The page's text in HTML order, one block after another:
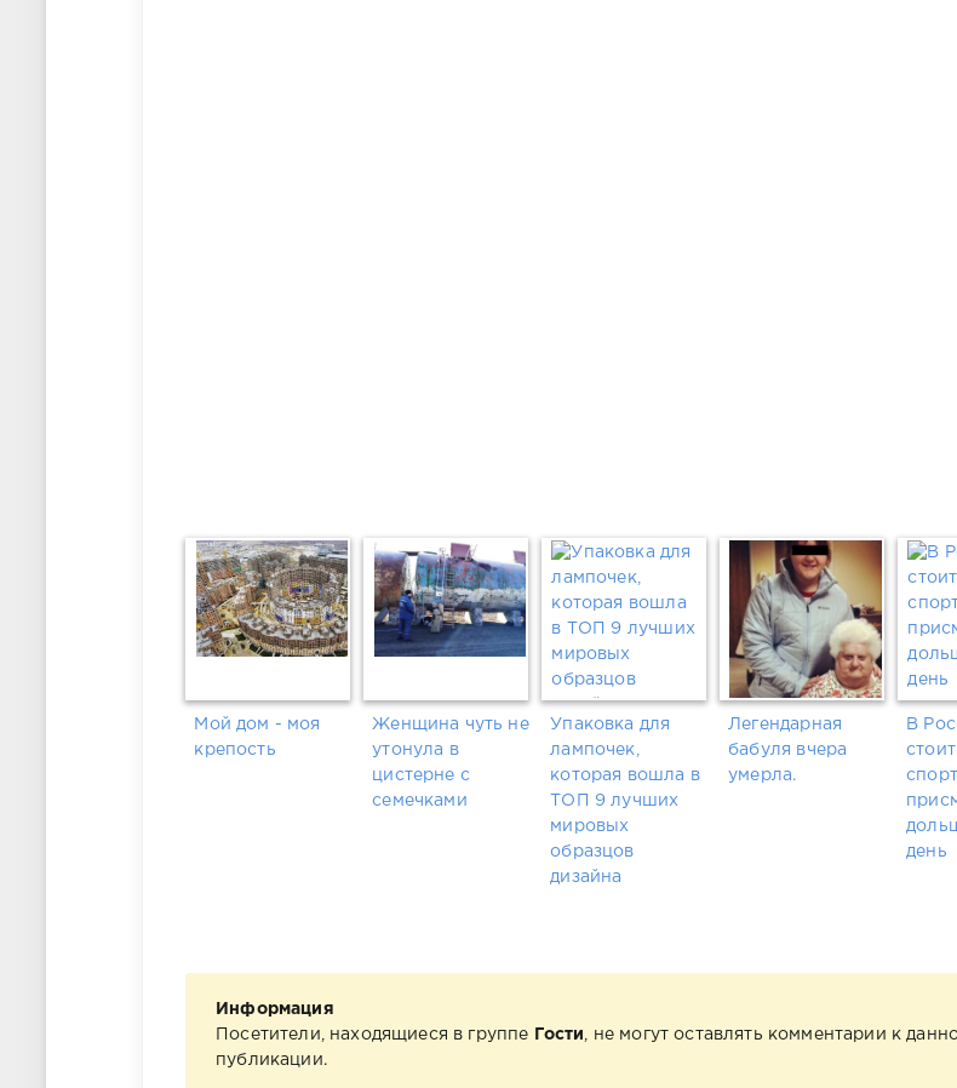
Мой дом - моя
крепость
Женщина чуть не
утонула в
цистерне с
семечками
Упаковка для
лампочек,
которая вошла в
ТОП 9 лучших
мировых
образцов
дизайна
Легендарная
бабуля вчера
умерла.
В
день
Информация
Посетители, находящиеся в группе
Гости
, не могут оставлять комментарии к
публикации.